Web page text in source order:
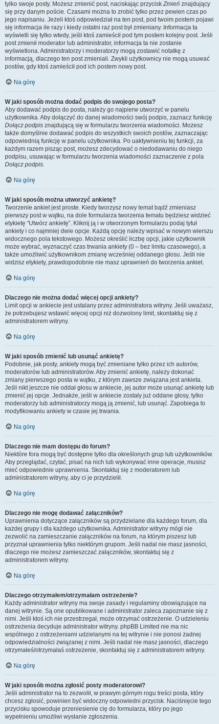
tylko swoje posty. Możesz zmienić post, naciskając przyciskZmień znajdujący
się przy danym poście. Czasami można to zrobić tylko przez pewien czas po
jego napisaniu. Jeżeli ktoś odpowiedział na ten post, pod twoim postem pojawi
się informacja ile razy i kiedy ostatni raz post był zmieniany. Informacja ta
wyświetli się tylko wtedy, jeśli ktoś zamieścił pod tym postem kolejny post. Jeśli
post zmienił moderator lub administrator, informacja ta nie zostanie
wyświetlona. Administratorzy i moderatorzy mogą zostawić notatkę z
informacją, dlaczego ten post zmieniali. Zwykli użytkownicy nie mogą usuwać
postów, gdy ktoś zamieścił pod ich postem nowy post.
Na górę
W jaki sposób można dodać podpis do swojego posta?
Aby dodawać podpis do posta, należy go najpierw utworzyć w panelu
użytkownika. Aby dołączyć do danej wiadomości swój podpis, zaznacz funkcję
Dołącz podpis znajdującą się w formularzu tworzenia wiadomości. Możesz
także domyślnie dodawać podpis do wszystkich swoich postów, zaznaczając
odpowiednią funkcję w panelu użytkownika. Po uaktywnieniu tej funkcji, za
każdym razem pisząc post, możesz zdecydować o niedodawaniu do niego
podpisu, usuwając w formularzu tworzenia wiadomości zaznaczenie z pola
Dołącz podpis.
Na górę
W jaki sposób można utworzyć ankietę?
Tworzenie ankiet jest proste. Kiedy tworzysz nowy temat bądź zmieniasz
pierwszy post w wątku, na dole formularza tworzenia tematu będziesz widzieć
etykietę “Utwórz ankietę”. Kliknij ją i w otworzonym formularzu podaj tytuł
ankiety i co najmniej dwie opcje. Każdą opcję należy wpisać w nowym wierszu
widocznego pola tekstowego. Możesz określić liczbę opcji, jakie użytkownik
może wybrać, wyznaczyć czas trwania ankiety (0 – bez limitu czasowego), a
także umożliwić użytkownikom zmianę wcześniej oddanego głosu. Jeśli nie
widzisz etykiety, prawdopodobnie nie masz uprawnień do tworzenia ankiet.
Na górę
Dlaczego nie można dodać więcej opcji ankiety?
Limit opcji w ankiecie jest ustalany przez administratora witryny. Jeśli uważasz,
że potrzebujesz wstawić więcej opcji niż dozwolony limit, skontaktuj się z
administratorem witryny.
Na górę
W jaki sposób zmienić lub usunąć ankietę?
Podobnie, jak posty, ankiety mogą być zmieniane tylko przez ich autorów,
moderatorów lub administratorów. Aby zmienić ankietę, należy dokonać
zmiany pierwszego posta w wątku, z którym zawsze związana jest ankieta.
Jeśli nikt jeszcze nie oddał głosu w ankiecie, jej autor może usunąć ankietę lub
zmienić jej opcje. Jednakże, jeśli w ankiecie zostały już oddane głosy, tylko
moderatorzy lub administratorzy mogą ją zmienić, lub usunąć. Zapobiega to
modyfikowaniu ankiety w czasie jej trwania.
Na górę
Dlaczego nie mam dostępu do forum?
Niektóre fora mogą być dostępne tylko dla określonych grup lub użytkowników.
Aby przeglądać, czytać, pisać na nich lub wykonywać inne operacje, musisz
mieć odpowiednie uprawnienia. Skontaktuj się z moderatorem lub
administratorem witryny, aby ci je przydzielił.
Na górę
Dlaczego nie mogę dodawać załączników?
Uprawnienia dotyczące załączników są przydzielane dla każdego forum, dla
każdej grupy i dla każdego użytkownika. Administrator witryny mógł nie
zezwolić na zamieszczanie załączników na forum, na którym piszesz lub
przyznał uprawnienia tylko niektórym grupom. Jeśli nadal nie masz jasności,
dlaczego nie możesz zamieszczać załączników, skontaktuj się z
administratorem witryny.
Na górę
Dlaczego otrzymałem/otrzymałam ostrzeżenie?
Każdy administrator witryny ma swoje zasady i regulaminy obowiązujące na
danej witrynie. Są one opublikowane i administrator zaleca zapoznanie się z
nimi. Jeśli ktoś ich nie przestrzegał, może otrzymać ostrzeżenie. O udzieleniu
ostrzeżenia decyduje administrator witryny. phpBB Limited nie ma nic
wspólnego z ostrzeżeniami udzielanymi na tej witrynie i nie ponosi żadnej
odpowiedzialności związanej z nimi. Jeśli nadal nie masz jasności, dlaczego
otrzymałeś/otrzymałaś ostrzeżenie, skontaktuj się z administratorem witryny.
Na górę
W jaki sposób można zgłosić posty moderatorowi?
Jeśli administrator na to zezwolił, w prawym górnym rogu treści posta, który
chcesz zgłosić, powinien być widoczny odpowiedni przycisk. Naciśnięcie tego
przycisku spowoduje przeniesienie cię do formularza, który po jego
wypełnieniu umożliwi wysłanie zgłoszenia.